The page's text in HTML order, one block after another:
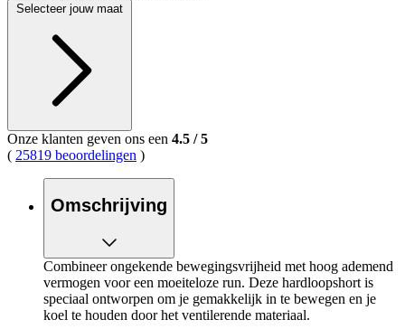
Selecteer jouw maat
Onze klanten geven ons een 4.5 /5
( 25819 beoordelingen )
Omschrijving
Combineer ongekende bewegingsvrijheid met hoog ademend
vermogen voor een moeiteloze run. Deze hardloopshort is
speciaal ontworpen om je gemakkelijk in te bewegen en je
koel te houden door het ventilerende materiaal.